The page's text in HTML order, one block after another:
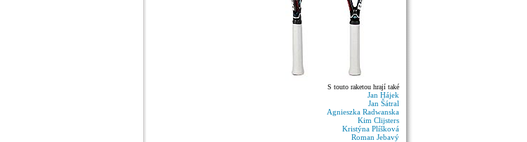
S touto raketou hrají také
Jan Hájek
Jan Šátral
Agnieszka Radwanska
Kim Clijsters
Kristýna Plíšková
Roman Jebavý